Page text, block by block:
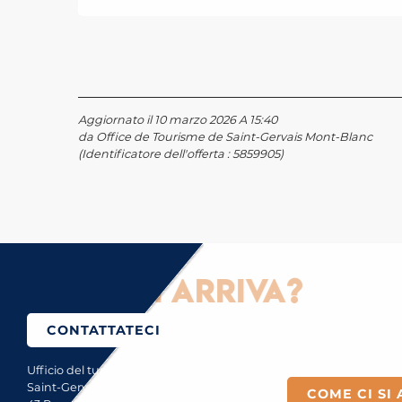
Aggiornato il 10 marzo 2026 A 15:40
da Office de Tourisme de Saint-Gervais Mont-Blanc
(Identificatore dell'offerta :5859905)
ci si arriva?
CONTATTATECI
Ufficio del turismo di
Saint-Gervais Mont-Blanc
COME CI SI